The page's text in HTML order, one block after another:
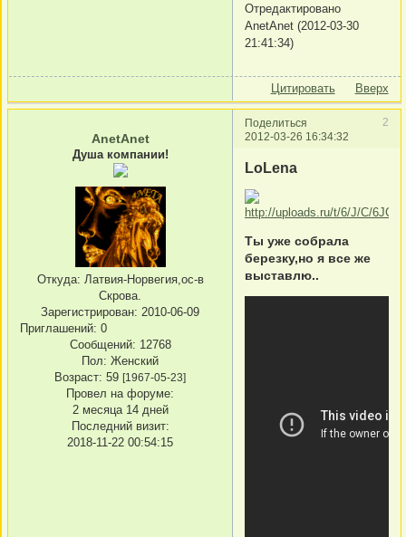
Отредактировано
AnetAnet (2012-03-30
21:41:34)
Цитировать Вверх
Поделиться
2
2012-03-26 16:34:32
AnetAnet
Душа компании!
Откуда: Латвия-Норвегия,ос-в
Скрова.
Зарегистрирован: 2010-06-09
Приглашений: 0
Сообщений: 12768
Пол: Женский
Возраст: 59 [1967-05-23]
Провел на форуме:
2 месяца 14 дней
Последний визит:
2018-11-22 00:54:15
LoLena
Ты уже собрала
березку,но я все же
выставлю..